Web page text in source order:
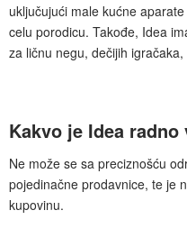
uključujući male kućne
celu porodicu. Takođe, Idea
za ličnu negu, dečijih
Kakvo je Idea radno
Ne može se sa preciznošću
pojedinačne prodavnice, te je
kupovinu.